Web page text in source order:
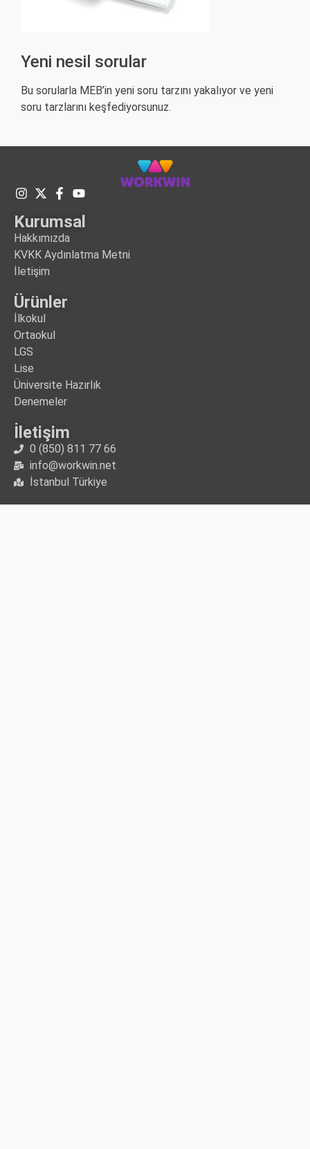
Yeni nesil sorular
Bu sorularla MEB’in yeni soru tarzını yakalıyor ve yeni
soru tarzlarını keşfediyorsunuz.
Kurumsal
Hakkımızda
KVKK Aydınlatma Metni
İletişim
Ürünler
İlkokul
Ortaokul
LGS
Lise
Üniversite Hazırlık
Denemeler
İletişim
0 (850) 811 77 66
info@workwin.net
İstanbul Türkiye